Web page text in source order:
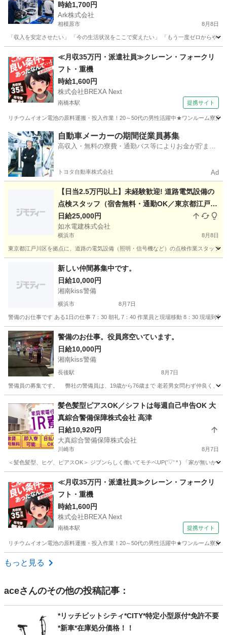
時給1,700円
Ark株式会社
相模原市 8月8日
「収入を安定させたい」 「今の生活状況をここで変えたい」 「もう一度ゼロからや
工場 スタッフ
≪月収35万円・派遣社員≫クレーン・フォークリ
フト・重機
時給1,600円
株式会社BREXA Next
南橋本駅 提携サイト
リチウムイオン電池の原料運搬・投入作業！20～50代の男性活躍中★ワンルーム寮
神奈川 相模原市 南橋本駅 その他
自動車メーカーの期間従業員募集
高収入・無料の寮費・通勤バス等によりお金が貯まり
トヨタ自動車株式会社 Ad
【日当2.5万円以上】未経験歓迎! 道路電気設備の
点検スタッフ（宿舎無料・通勤OK／東京都江戸川
区拠点・1名募集）
日給25,000円
如水電建株式会社
横浜市 8月8日
東京都江戸川区を拠点に、道路の電気設備（照明・信号機など）の点検作業スタッフ
その他 スタッフ
新しい仲間募集中です。
日給10,000円
湘南kiss警備
横浜市 8月7日
警備のお仕事です ある1日の仕事 7：30 朝礼 7：40 作業員と現場移動 8：30 現場到着
神奈川 横浜市 警備員 午前中
警備のお仕事。役員席空いています。
日給10,000円
湘南kiss警備
長後駅 8月7日
警備員の募集です。 弊社の警備員は、19歳から76歳まで 老若男女問わず仲良く、日
長後駅
髪色髪型ピアスOK／シフトは毎週自己申告OK 大
真綜合警備保障株式会社 高津
日給10,920円
大真綜合警備保障株式会社
川崎市 8月7日
＜髪色髪型、ヒゲ、ピアスOK＞ ジブンらしく働いてモチベUP('▽' * ) 「家が無いか
警備員
≪月収35万円・派遣社員≫クレーン・フォークリ
フト・重機
時給1,600円
株式会社BREXA Next
南橋本駅 提携サイト
リチウムイオン電池の原料運搬・投入作業！20～50代の男性活躍中★ワンルーム寮
神奈川 相模原市
もっと見る
aceさんのその他の投稿記事：
*リッチビットシティ*CITY*特定小型原付*免許不要
*新車*在庫処分価格！！